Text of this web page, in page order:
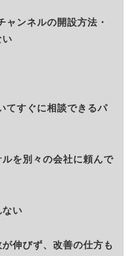
ンネルの開設方法・
い
てすぐに相談できるパ
を別々の会社に頼んで
い
伸びず、改善の仕方も